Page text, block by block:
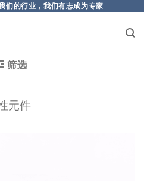
们的行业，我们有志成为专家
筛选
元件